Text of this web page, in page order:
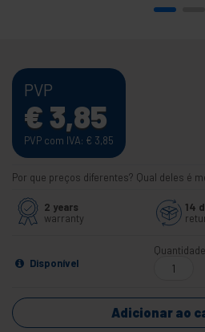
PVP
€3,85
PVP com IVA: € 3,85
Por que preços diferentes? Qual deles é
2 years
warranty
14
Disponível
Quantidade
Adicionar ao